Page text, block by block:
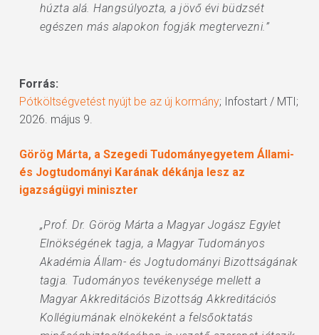
húzta alá. Hangsúlyozta, a jövő évi büdzsét
egészen más alapokon fogják megtervezni.”
Forrás:
Pótköltségvetést nyújt be az új kormány; Infostart / MTI;
2026. május 9.
Görög Márta, a Szegedi Tudományegyetem Állami-
és Jogtudományi Karának dékánja lesz az
igazságügyi miniszter
„Prof. Dr. Görög Márta a Magyar Jogász Egylet
Elnökségének tagja, a Magyar Tudományos
Akadémia Állam- és Jogtudományi Bizottságának
tagja. Tudományos tevékenysége mellett a
Magyar Akkreditációs Bizottság Akkreditációs
Kollégiumának elnökeként a felsőoktatás